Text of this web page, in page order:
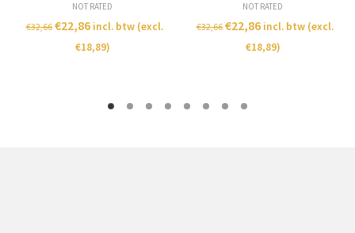
NOT RATED
€32,66 €22,86 incl. btw (excl.
€18,89)
NOT RATED
€32,66 €22,86 incl. btw (excl.
€18,89)